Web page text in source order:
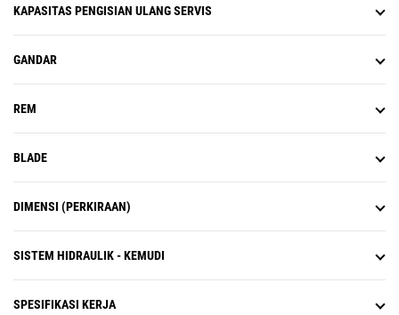
KAPASITAS PENGISIAN ULANG SERVIS
GANDAR
REM
BLADE
DIMENSI (PERKIRAAN)
SISTEM HIDRAULIK - KEMUDI
SPESIFIKASI KERJA